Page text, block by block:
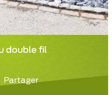
double fil
Partager